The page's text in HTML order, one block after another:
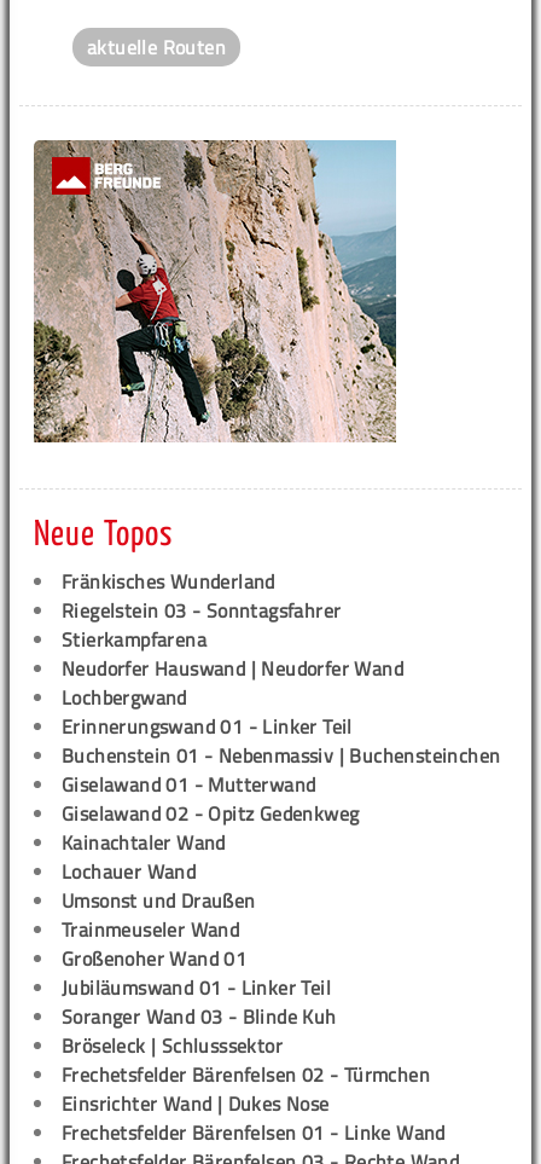
aktuelle Routen
Neue Topos
Fränkisches Wunderland
Riegelstein 03 - Sonntagsfahrer
Stierkampfarena
Neudorfer Hauswand | Neudorfer Wand
Lochbergwand
Erinnerungswand 01 - Linker Teil
Buchenstein 01 - Nebenmassiv | Buchensteinchen
Giselawand 01 - Mutterwand
Giselawand 02 - Opitz Gedenkweg
Kainachtaler Wand
Lochauer Wand
Umsonst und Draußen
Trainmeuseler Wand
Großenoher Wand 01
Jubiläumswand 01 - Linker Teil
Soranger Wand 03 - Blinde Kuh
Bröseleck | Schlusssektor
Frechetsfelder Bärenfelsen 02 - Türmchen
Einsrichter Wand | Dukes Nose
Frechetsfelder Bärenfelsen 01 - Linke Wand